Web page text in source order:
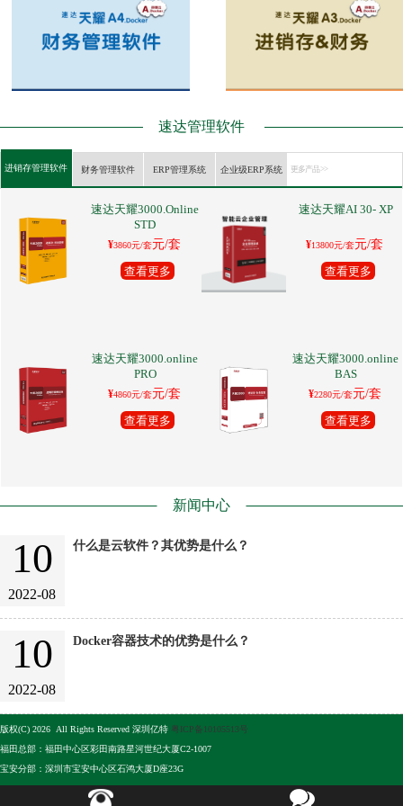
速达管理软件
进销存管理软件 财务管理软件 ERP管理系统 企业级ERP系统 更多产品 >>
速达天耀3000.Online
STD
¥3860元/套元/套
查看更多
速达天耀AI 30- XP
¥13800元/套元/套
查看更多
速达天耀3000.online
PRO
¥4860元/套元/套
查看更多
速达天耀3000.online
BAS
¥2280元/套元/套
查看更多
新闻中心
10
2022-08
什么是云软件？其优势是什么？
10
2022-08
Docker容器技术的优势是什么？
版权(C) 2026 All Rights Reserved 深圳亿特 粤ICP备10105513号
福田总部：福田中心区彩田南路星河世纪大厦C2-1007
宝安分部：深圳市宝安中心区石鸿大厦D座23G